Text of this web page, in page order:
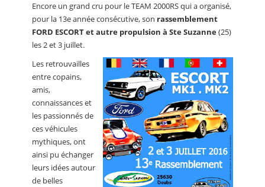
Encore un grand cru pour le TEAM 2000RS qui a organisé,
pour la 13e année consécutive, son rassemblement
FORD ESCORT et autre propulsion à Ste Suzanne(25)
les 2 et 3 juillet.
Les retrouvailles
entre copains,
amis,
connaissances et
les passionnés de
ces véhicules
mythiques, ont
ainsi pu échanger
leurs idées autour
de belles